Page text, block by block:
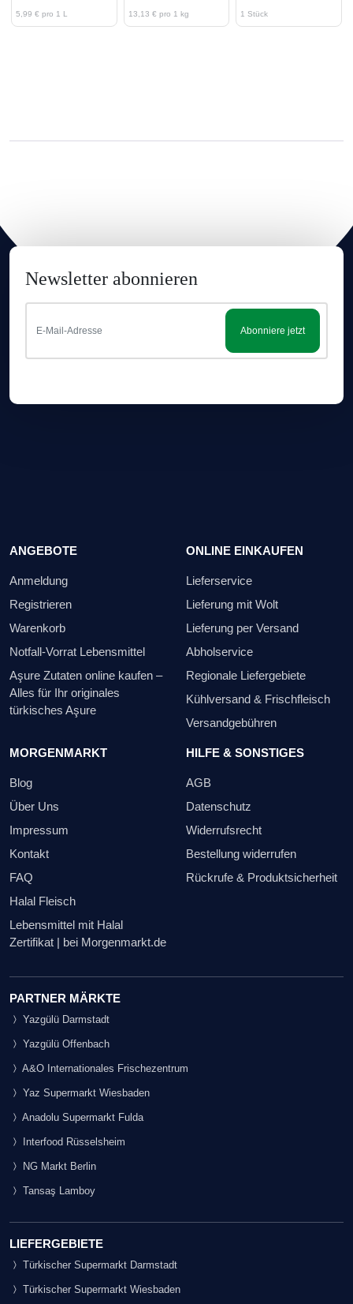
5,99 € pro 1 L 13,13 € pro 1 kg 1 Stück
Newsletter abonnieren
Abonniere jetzt
ANGEBOTE
Anmeldung
Registrieren
Warenkorb
Notfall-Vorrat Lebensmittel
Aşure Zutaten online kaufen –
Alles für Ihr originales
türkisches Aşure
ONLINE EINKAUFEN
Lieferservice
Lieferung mit Wolt
Lieferung per Versand
Abholservice
Regionale Liefergebiete
Kühlversand & Frischfleisch
Versandgebühren
MORGENMARKT
Blog
Über Uns
Impressum
Kontakt
FAQ
Halal Fleisch
Lebensmittel mit Halal
Zertifikat | bei Morgenmarkt.de
HILFE & SONSTIGES
AGB
Datenschutz
Widerrufsrecht
Bestellung widerrufen
Rückrufe & Produktsicherheit
PARTNER MÄRKTE
Yazgülü Darmstadt
Yazgülü Offenbach
A&O Internationales Frischezentrum
Yaz Supermarkt Wiesbaden
Anadolu Supermarkt Fulda
Interfood Rüsselsheim
NG Markt Berlin
Tansaş Lamboy
LIEFERGEBIETE
Türkischer Supermarkt Darmstadt
Türkischer Supermarkt Wiesbaden